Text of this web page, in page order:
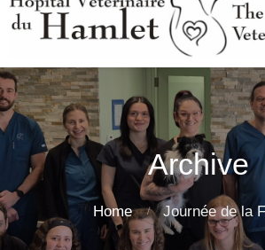
Archive
Home Journée de la